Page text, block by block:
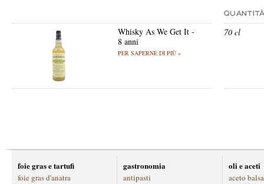
Whisky As We Get It -
8 anni
PER SAPERNE DI PIÙ »
70 cl
foie gras e tartufi
foie gras d'anatra
gastronomia
antipasti
oli e aceti
aceto